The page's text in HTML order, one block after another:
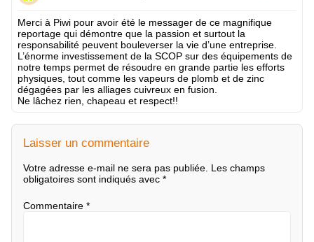
Merci à Piwi pour avoir été le messager de ce magnifique
reportage qui démontre que la passion et surtout la
responsabilité peuvent bouleverser la vie d’une entreprise.
L’énorme investissement de la SCOP sur des équipements de
notre temps permet de résoudre en grande partie les efforts
physiques, tout comme les vapeurs de plomb et de zinc
dégagées par les alliages cuivreux en fusion.
Ne lâchez rien, chapeau et respect!!
Laisser un commentaire
Votre adresse e-mail ne sera pas publiée. Les champs
obligatoires sont indiqués avec *
Commentaire *